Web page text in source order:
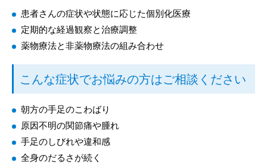
患者さんの症状や状態に応じた個別化医療
定期的な経過観察と治療調整
薬物療法と非薬物療法の組み合わせ
こんな症状でお悩みの方はご相談ください
朝方の手足のこわばり
原因不明の関節痛や腫れ
手足のしびれや違和感
全身のだるさが続く